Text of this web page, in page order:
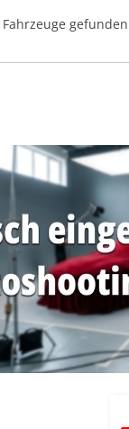
Fahrzeuge gefunden